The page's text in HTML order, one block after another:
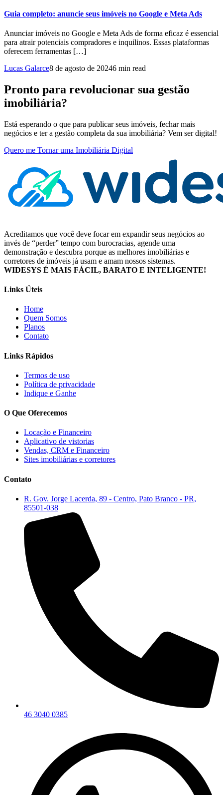
Guia completo: anuncie seus imóveis no Google e Meta Ads
Anunciar imóveis no Google e Meta Ads de forma eficaz é essencial
para atrair potenciais compradores e inquilinos. Essas plataformas
oferecem ferramentas […]
Lucas Galarce8 de agosto de 20246 min read
Pronto para revolucionar sua gestão
imobiliária?
Está esperando o que para publicar seus imóveis, fechar mais
negócios e ter a gestão completa da sua imobiliária? Vem ser digital!
Quero me Tornar uma Imobiliária Digital
Acreditamos que você deve focar em expandir seus negócios ao
invés de “perder” tempo com burocracias, agende uma
demonstração e descubra porque as melhores imobiliárias e
corretores de imóveis já usam e amam nossos sistemas.
WIDESYS É MAIS FÁCIL, BARATO E INTELIGENTE!
Links Úteis
Home
Quem Somos
Planos
Contato
Links Rápidos
Termos de uso
Política de privacidade
Indique e Ganhe
O Que Oferecemos
Locação e Financeiro
Aplicativo de vistorias
Vendas, CRM e Financeiro
Sites imobiliárias e corretores
Contato
R. Gov. Jorge Lacerda, 89 - Centro, Pato Branco - PR,
85501-038
46 3040 0385